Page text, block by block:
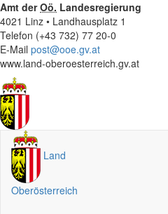
Amt derOö. Landesregierung
4021 Linz • Landhausplatz 1
Telefon (+43 732) 77 20-0
E-Mail post@ooe.gv.at
www.land-oberoesterreich.gv.at
Land
Oberösterreich